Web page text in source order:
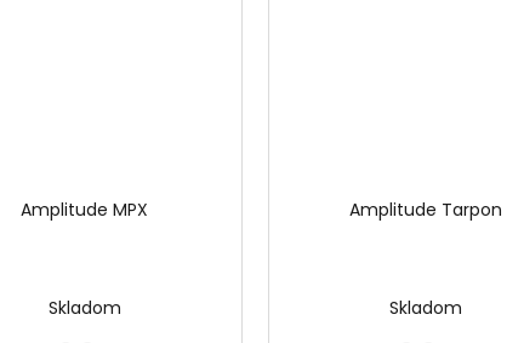
Amplitude MPX
Skladom
Amplitude Tarpon
Skladom